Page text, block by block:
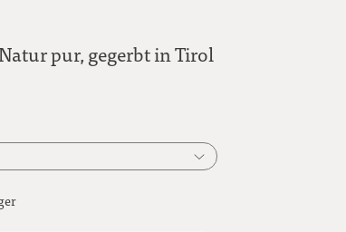
pur, gegerbt in Tirol